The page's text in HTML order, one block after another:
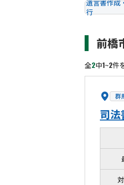
遺言書作成
行
贈与
前橋
全2中1~2件
群
司法